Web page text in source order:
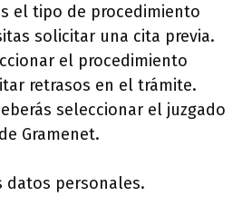
el tipo de procedimiento
solicitar una cita previa.
el procedimiento
retrasos en el trámite.
seleccionar el juzgado
Gramenet.
datos personales.